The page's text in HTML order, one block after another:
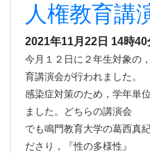
人権教育講
2021年11月22日 14時40
今月１２日に２年生対象の
育講演会が行われました。
感染症対策のため，学年単
ました。どちらの講演会
でも鳴門教育大学の葛西真
ださり，『性の多様性』